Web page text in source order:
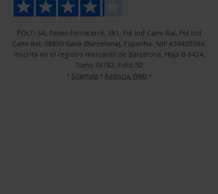
POLTI SA, Paseo Ferrocarril, 381, Pol Ind Cami Ral, Pol Ind
Cami Ral, 08850 Gavà (Barcelona), Espanha- NIF A59435594.
Inscrita en el registro mercantil de Barcelona, Hoja B-6424,
Tomo 34782, Folio 50
• Sitemap • Agencia Web •